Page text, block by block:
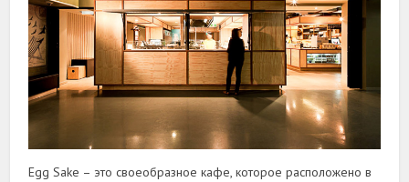
Egg Sake – это своеобразное кафе, которое расположено в